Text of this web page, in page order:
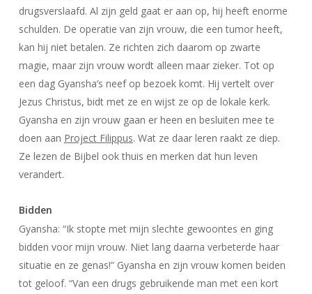
drugsverslaafd. Al zijn geld gaat er aan op, hij heeft enorme
schulden. De operatie van zijn vrouw, die een tumor heeft,
kan hij niet betalen. Ze richten zich daarom op zwarte
magie, maar zijn vrouw wordt alleen maar zieker. Tot op
een dag Gyansha’s neef op bezoek komt. Hij vertelt over
Jezus Christus, bidt met ze en wijst ze op de lokale kerk.
Gyansha en zijn vrouw gaan er heen en besluiten mee te
doen aan Project Filippus. Wat ze daar leren raakt ze diep.
Ze lezen de Bijbel ook thuis en merken dat hun leven
verandert.
Bidden
Gyansha: “Ik stopte met mijn slechte gewoontes en ging
bidden voor mijn vrouw. Niet lang daarna verbeterde haar
situatie en ze genas!” Gyansha en zijn vrouw komen beiden
tot geloof. “Van een drugs gebruikende man met een kort